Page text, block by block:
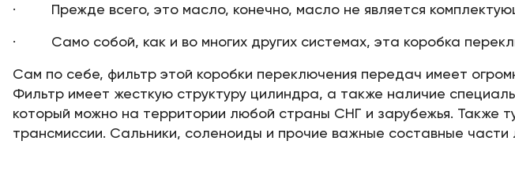
· Прежде всего, это масло, конечно, масло не является
· Само собой, как и во многих других системах, эта коробка
Сам по себе, фильтр этой коробки переключения передач имеет
Фильтр имеет жесткую структуру цилиндра, а также наличие
который можно на территории любой страны СНГ и зарубежья. Также
трансмиссии. Сальники, соленоиды и прочие важные составные